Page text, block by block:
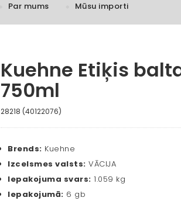
Par mums Mūsu importi
Kuehne Etiķis
750ml
28218 (40122076)
Brends: Kuehne
Izcelsmes valsts: VĀCIJA
Iepakojuma svars: 1.059 kg
Iepakojumā: 6 gb